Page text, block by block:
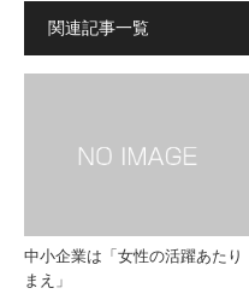
関連記事一覧
中小企業は「女性の活躍あたり
まえ」